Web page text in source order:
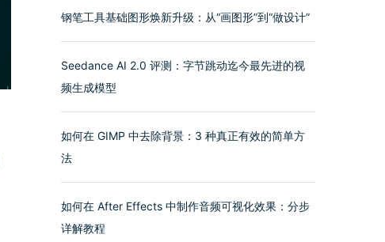
钢笔工具基础图形焕新升级：从“画图形”到“做设计”
Seedance AI 2.0 评测：字节跳动迄今最先进的视
频生成模型
如何在 GIMP 中去除背景：3 种真正有效的简单方
法
如何在 After Effects 中制作音频可视化效果：分步
详解教程